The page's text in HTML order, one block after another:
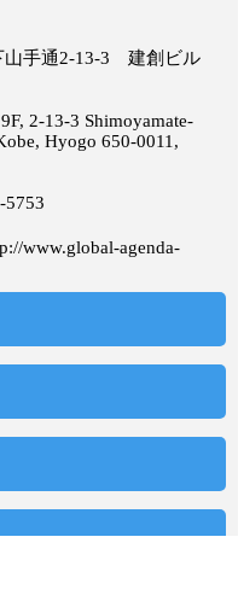
山手通2-13-3 建創ビル
2-13-3 Shimoyamate-
Hyogo 650-0011 ,
5753
www.global-agenda-